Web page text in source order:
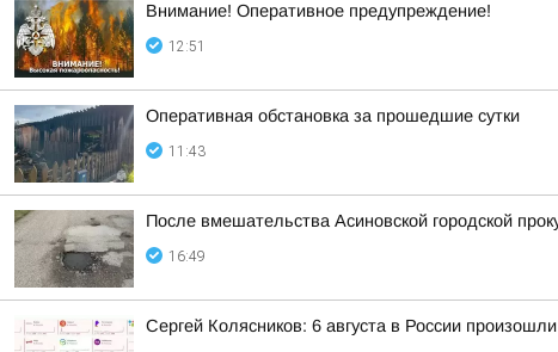
Внимание! Оперативное предупреждение!
12:51
Оперативная обстановка за прошедшие сутки
11:43
После вмешательства Асиновской городской
16:49
Сергей Колясников: 6 августа в России